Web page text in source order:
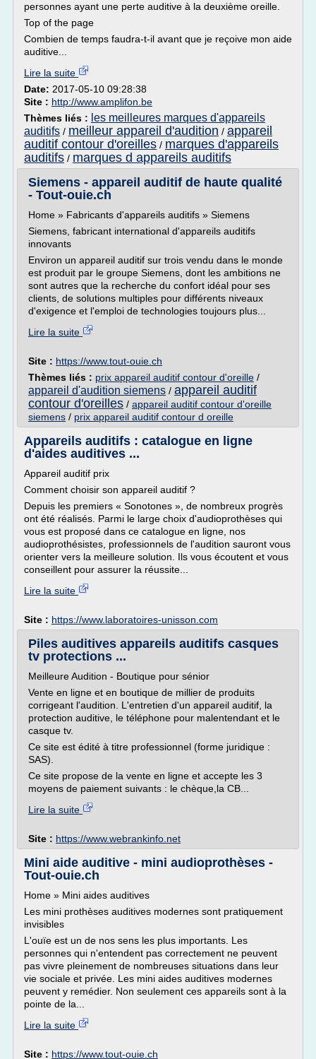
personnes ayant une perte auditive à la deuxième oreille.
Top of the page
Combien de temps faudra-t-il avant que je reçoive mon aide
auditive...
Lire la suite
Date: 2017-05-10 09:28:38
Site : http://www.amplifon.be
Thèmes liés : les meilleures marques d'appareils
auditifs / meilleur appareil d'audition / appareil
auditif contour d'oreilles / marques d'appareils
auditifs / marques d appareils auditifs
Siemens - appareil auditif de haute qualité
- Tout-ouie.ch
Home » Fabricants d'appareils auditifs » Siemens
Siemens, fabricant international d'appareils auditifs
innovants
Environ un appareil auditif sur trois vendu dans le monde
est produit par le groupe Siemens, dont les ambitions ne
sont autres que la recherche du confort idéal pour ses
clients, de solutions multiples pour différents niveaux
d'exigence et l'emploi de technologies toujours plus...
Lire la suite
Site : https://www.tout-ouie.ch
Thèmes liés : prix appareil auditif contour d'oreille /
appareil d'audition siemens / appareil auditif
contour d'oreilles / appareil auditif contour d'oreille
siemens / prix appareil auditif contour d oreille
Appareils auditifs : catalogue en ligne
d'aides auditives ...
Appareil auditif prix
Comment choisir son appareil auditif ?
Depuis les premiers « Sonotones », de nombreux progrès
ont été réalisés. Parmi le large choix d'audioprothèses qui
vous est proposé dans ce catalogue en ligne, nos
audioprothésistes, professionnels de l'audition sauront vous
orienter vers la meilleure solution. Ils vous écoutent et vous
conseillent pour assurer la réussite...
Lire la suite
Site : https://www.laboratoires-unisson.com
Piles auditives appareils auditifs casques
tv protections ...
Meilleure Audition - Boutique pour sénior
Vente en ligne et en boutique de millier de produits
corrigeant l'audition. L'entretien d'un appareil auditif, la
protection auditive, le téléphone pour malentendant et le
casque tv.
Ce site est édité à titre professionnel (forme juridique :
SAS).
Ce site propose de la vente en ligne et accepte les 3
moyens de paiement suivants : le chèque,la CB...
Lire la suite
Site : https://www.webrankinfo.net
Mini aide auditive - mini audioprothèses -
Tout-ouie.ch
Home » Mini aides auditives
Les mini prothèses auditives modernes sont pratiquement
invisibles
L'ouïe est un de nos sens les plus importants. Les
personnes qui n'entendent pas correctement ne peuvent
pas vivre pleinement de nombreuses situations dans leur
vie sociale et privée. Les mini aides auditives modernes
peuvent y remédier. Non seulement ces appareils sont à la
pointe de la...
Lire la suite
Site : https://www.tout-ouie.ch